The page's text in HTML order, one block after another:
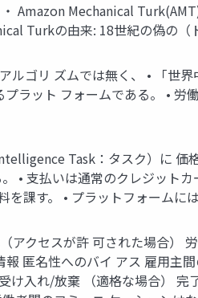
Amazon Mechanical
Turkの由来: 18世紀の偽の
ルゴリ ズムでは無く、 • 「世
ラット フォームである。 •
Task：タスク）に
• 支払いは通常のクレジット
を課す。 • プラットフォーム
クセスが許 可された場合）
匿名性へのバイ アス 雇用
入れ/放棄 （適格な場合） 完